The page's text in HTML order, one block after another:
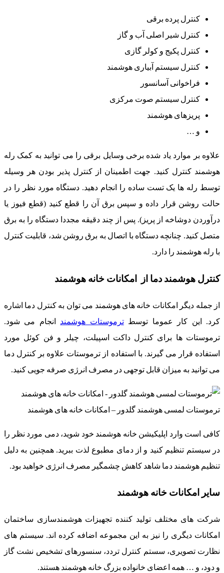
کنترل پرده برقی
کنترل شیر اصلی آب و گاز
کنترل پکیج و کولر گازی
کنترل سیستم آبیاری هوشمند
فراخوانی آسانسور
کنترل سیستم صوت مرکزی
پریزهای هوشمند
و …
علاوه بر موارد یاد شده برخی وسایل برقی را می توانید به کمک رله
هوشمند کنترل کنید. جهت اطمینان از کنترل پذیر بودن هر وسیله
توسط رله ها یک تست ساده را انجام دهید. دستگاه مورد نظر را در
حالت روشن قرار داده و سپس برق آن را قطع کنید (قطع فیوز یا
درآوردن دوشاخه از پریز). پس از چند دقیقه مجددا دستگاه را به برق
متصل کنید. چنانچه دستگاه با اتصال به برق روشن شد، قابلیت کنترل
با رله هوشمند را دارد.
کنترل هوشمند دما از امکانات خانه هوشمند
از جمله دیگر امکانات خانه های هوشمند می توان به کنترل دما اشاره
کرد. این کار عموما توسطترموستات هوشمند انجام می شود.
ترموستات ها برای کنترل داکت اسپیلت، چیلر و فن کوئل مورد
استفاده قرار می گیرند. با استفاده از ترموستات علاوه بر کنترل دما
می توانید به میزان قابل توجهی در مصرف انرژی صرفه جویی کنید.
ترموستات لمسی هوشمند گلدور – امکانات خانه های هوشمند
کافی است وارد اپلیکیشن خانه هوشمند خود شوید، دمی مورد نظر را
در سیستم تنظیم کنید و از دمای مطبوع لذت ببرید. همچنین به دلیل
تنظیم هوشمند دما شاهد کاهش چشمگیر مصرف انرژی خواهید بود.
سایر امکانات خانه هوشمند
شرکت های مختلف تولید کننده تجهیزات هوشمندسازی ساختمان
امکانات دیگری را نیز به این مجموعه اضافه کرده اند. سیستم های
نظارت تصویری، سستم کنترل تردد، سنسورهای تشخیص نشت گاز
و دود، و … همه اعضای خانواده بزرگ خانه هوشمند هستند.